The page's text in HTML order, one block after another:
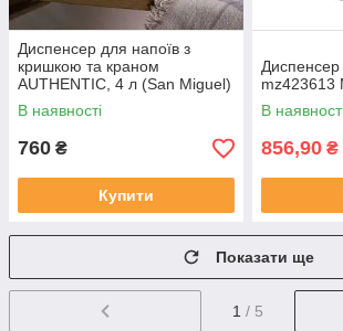
Диспенсер для напоїв з
кришкою та краном
AUTHENTIC, 4 л (San Miguel)
5968G20
В наявності
760 ₴
Купити
Диспенсер
mz423613
В
856,90 ₴
Показати ще
1 / 5